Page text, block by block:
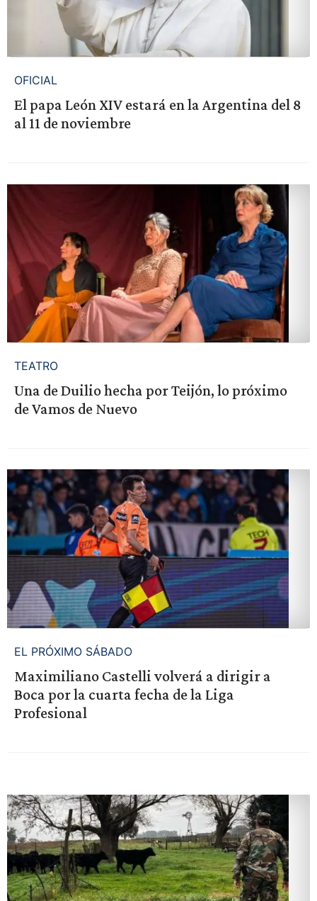
OFICIAL
El papa León XIV estará en la Argentina del 8
al 11 de noviembre
TEATRO
Una de Duilio hecha por Teijón, lo próximo
de Vamos de Nuevo
EL PRÓXIMO SÁBADO
Maximiliano Castelli volverá a dirigir a
Boca por la cuarta fecha de la Liga
Profesional